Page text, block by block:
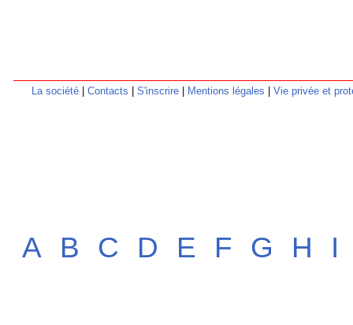
La société Contacts S'inscrire Mentions légales Vie privée et
A B C D E F G H I